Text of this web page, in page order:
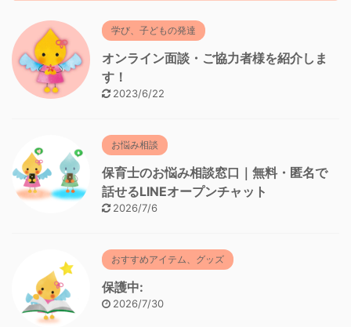
学び、子どもの発達
オンライン面談・ご協力者様を紹介しま
す！
2023/6/22
お悩み相談
保育士のお悩み相談窓口｜無料・匿名で
話せるLINEオープンチャット
2026/7/6
おすすめアイテム、グッズ
保護中:
2026/7/30